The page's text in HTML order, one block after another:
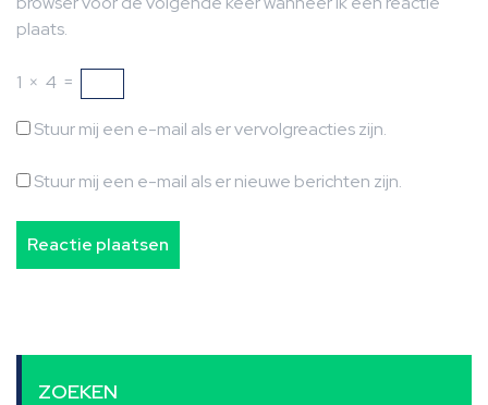
plaats.
1 × 4 =
Stuur mij een e-mail als er vervolgreacties zijn.
Stuur mij een e-mail als er nieuwe berichten zijn.
ZOEKEN